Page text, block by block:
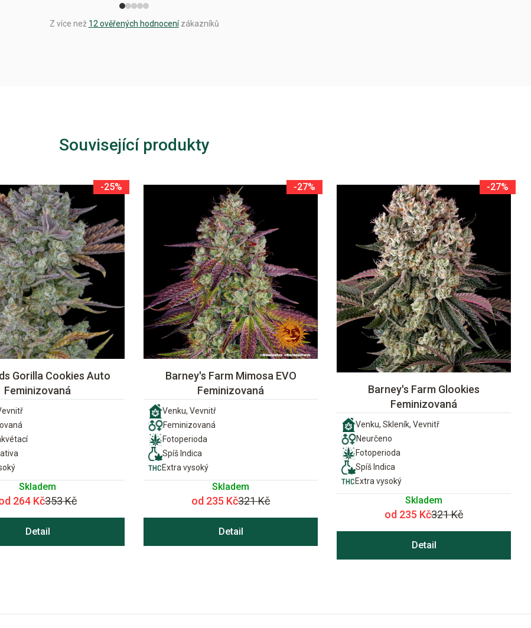
Z více než 12 ověřených hodnocenízákazníků
Související produkty
-25%
Gorilla Cookies Auto
Feminizovaná
Skladem
264 Kč353 Kč
Detail
-27%
Barney's Farm Mimosa EVO
Feminizovaná
Venku, Vevnitř
Feminizovaná
Fotoperioda
Spíš Indica
Extra vysoký
Skladem
od 235 Kč321 Kč
Detail
-27%
Barney's Farm Glookies
Feminizovaná
Venku, Skleník, Vevnitř
Neurčeno
Fotoperioda
Spíš Indica
Extra vysoký
Skladem
od 235 Kč321 Kč
Detail